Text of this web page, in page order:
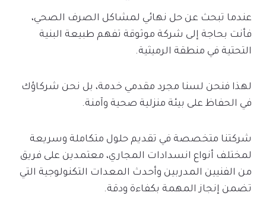
عندما تبحث عن حل نهائي لمشاكل الصرف الصحي،
فأنت بحاجة إلى شركة موثوقة تفهم طبيعة البنية
التحتية في منطقة الرميثية.
لهذا فنحن لسنا مجرد مقدمي خدمة، بل نحن شركاؤك
في الحفاظ على بيئة منزلية صحية وآمنة.
شركتنا متخصصة في تقديم حلول متكاملة وسريعة
لمختلف أنواع انسدادات المجاري، معتمدين على فريق
من الفنيين المدربين وأحدث المعدات التكنولوجية التي
تضمن إنجاز المهمة بكفاءة ودقة.